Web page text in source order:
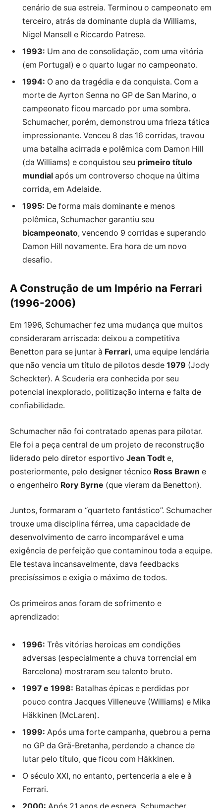
cenário de sua estreia. Terminou o campeonato em
terceiro, atrás da dominante dupla da Williams,
Nigel Mansell e Riccardo Patrese.
1993: Um ano de consolidação, com uma vitória
(em Portugal) e o quarto lugar no campeonato.
1994: O ano da tragédia e da conquista. Com a
morte de Ayrton Senna no GP de San Marino, o
campeonato ficou marcado por uma sombra.
Schumacher, porém, demonstrou uma frieza tática
impressionante. Venceu 8 das 16 corridas, travou
uma batalha acirrada e polêmica com Damon Hill
(da Williams) e conquistou seu primeiro título
mundial após um controverso choque na última
corrida, em Adelaide.
1995: De forma mais dominante e menos
polêmica, Schumacher garantiu seu
bicampeonato, vencendo 9 corridas e superando
Damon Hill novamente. Era hora de um novo
desafio.
A Construção de um Império na Ferrari
(1996-2006)
Em 1996, Schumacher fez uma mudança que muitos
consideraram arriscada: deixou a competitiva
Benetton para se juntar à Ferrari, uma equipe lendária
que não vencia um título de pilotos desde 1979 (Jody
Scheckter). A Scuderia era conhecida por seu
potencial inexplorado, politização interna e falta de
confiabilidade.
Schumacher não foi contratado apenas para pilotar.
Ele foi a peça central de um projeto de reconstrução
liderado pelo diretor esportivo Jean Todt e,
posteriormente, pelo designer técnico Ross Brawn e
o engenheiro Rory Byrne (que vieram da Benetton).
Juntos, formaram o “quarteto fantástico”. Schumacher
trouxe uma disciplina férrea, uma capacidade de
desenvolvimento de carro incomparável e uma
exigência de perfeição que contaminou toda a equipe.
Ele testava incansavelmente, dava feedbacks
precisíssimos e exigia o máximo de todos.
Os primeiros anos foram de sofrimento e
aprendizado:
1996: Três vitórias heroicas em condições
adversas (especialmente a chuva torrencial em
Barcelona) mostraram seu talento bruto.
1997 e 1998: Batalhas épicas e perdidas por
pouco contra Jacques Villeneuve (Williams) e Mika
Häkkinen (McLaren).
1999: Após uma forte campanha, quebrou a perna
no GP da Grã-Bretanha, perdendo a chance de
lutar pelo título, que ficou com Häkkinen.
O século XXI, no entanto, pertenceria a ele e à
Ferrari.
2000: Após 21 anos de espera, Schumacher